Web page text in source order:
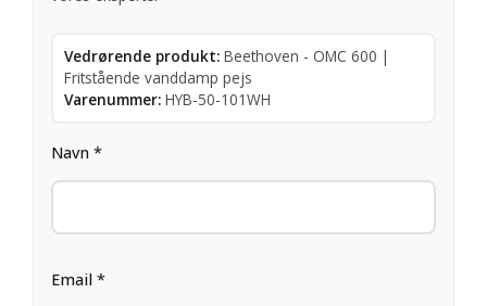
Vedrørende produkt: Beethoven - OMC 600 |
Fritstående vanddamp pejs
Varenummer: HYB-50-101WH
Navn *
Email *